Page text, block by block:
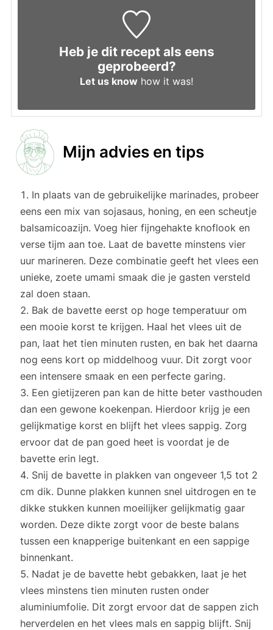
Heb je dit recept als eens
geprobeerd?
Let us know how it was!
Mijn advies en tips
In plaats van de gebruikelijke marinades, probeer
eens een mix van sojasaus, honing, en een scheutje
balsamicoazijn. Voeg hier fijngehakte knoflook en
verse tijm aan toe. Laat de bavette minstens vier
uur marineren. Deze combinatie geeft het vlees een
unieke, zoete umami smaak die je gasten versteld
zal doen staan.
Bak de bavette eerst op hoge temperatuur om
een mooie korst te krijgen. Haal het vlees uit de
pan, laat het tien minuten rusten, en bak het daarna
nog eens kort op middelhoog vuur. Dit zorgt voor
een intensere smaak en een perfecte garing.
Een gietijzeren pan kan de hitte beter vasthouden
dan een gewone koekenpan. Hierdoor krijg je een
gelijkmatige korst en blijft het vlees sappig. Zorg
ervoor dat de pan goed heet is voordat je de
bavette erin legt.
Snij de bavette in plakken van ongeveer 1,5 tot 2
cm dik. Dunne plakken kunnen snel uitdrogen en te
dikke stukken kunnen moeilijker gelijkmatig gaar
worden. Deze dikte zorgt voor de beste balans
tussen een knapperige buitenkant en een sappige
binnenkant.
Nadat je de bavette hebt gebakken, laat je het
vlees minstens tien minuten rusten onder
aluminiumfolie. Dit zorgt ervoor dat de sappen zich
herverdelen en het vlees mals en sappig blijft. Snij